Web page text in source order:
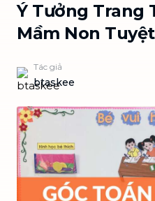
Ý Tưởng Trang
Mầm Non
Tác giả
btaskee